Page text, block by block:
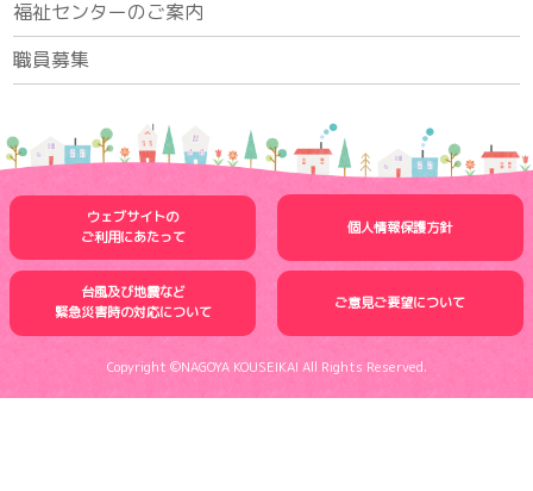
福祉センターのご案内
職員募集
ウェブサイトの
ご利用にあたって
個人情報保護方針
台風及び地震など
緊急災害時の対応について
ご意見ご要望について
Copyright ©NAGOYA KOUSEIKAI All Rights Reserved.